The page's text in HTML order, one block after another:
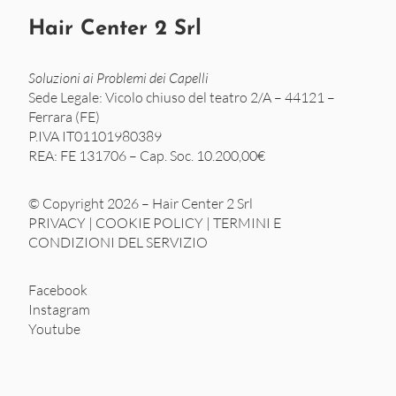
Hair Center 2 Srl
Soluzioni ai Problemi dei Capelli
Sede Legale: Vicolo chiuso del teatro 2/A – 44121 –
Ferrara (FE)
P.IVA IT01101980389
REA: FE 131706 – Cap. Soc. 10.200,00€
© Copyright 2026 – Hair Center 2 Srl
PRIVACY | COOKIE POLICY | TERMINI E
CONDIZIONI DEL SERVIZIO
Facebook
Instagram
Youtube